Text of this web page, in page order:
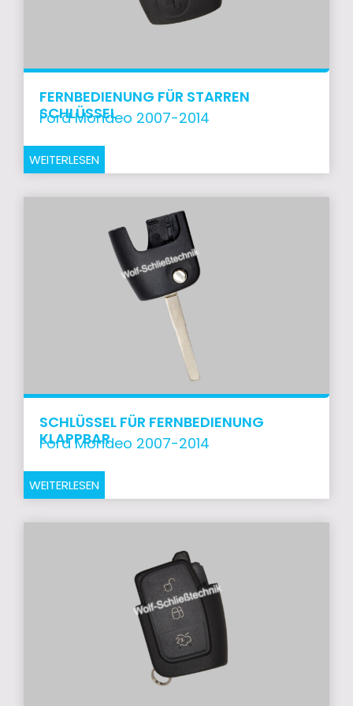
FERNBEDIENUNG FÜR STARREN
SCHLÜSSEL
Ford Mondeo 2007-2014
WEITERLESEN
SCHLÜSSEL FÜR FERNBEDIENUNG
KLAPPBAR
Ford Mondeo 2007-2014
WEITERLESEN